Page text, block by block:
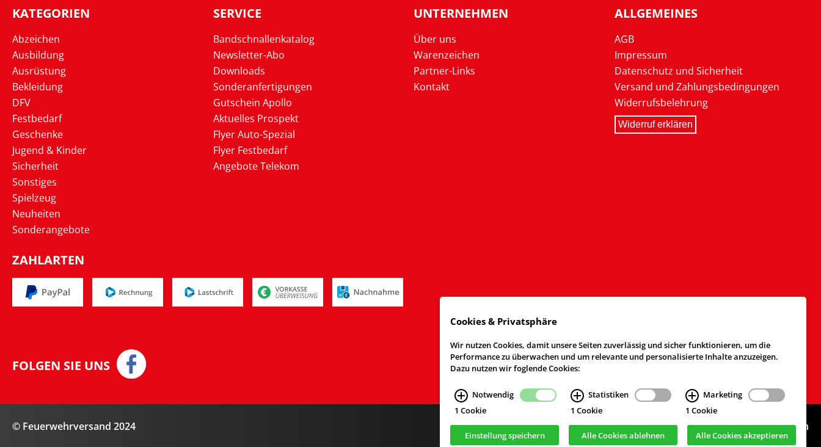
KATEGORIEN
Abzeichen
Ausbildung
Ausrüstung
Bekleidung
DFV
Festbedarf
Geschenke
Jugend & Kinder
Sicherheit
Sonstiges
Spielzeug
Neuheiten
Sonderangebote
SERVICE
Bandschnallenkatalog
Newsletter-Abo
Downloads
Sonderanfertigungen
Gutschein Apollo
Aktuelles Prospekt
Flyer Auto-Spezial
Flyer Festbedarf
Angebote Telekom
UNTERNEHMEN
Über uns
Warenzeichen
Partner-Links
Kontakt
ALLGEMEINES
AGB
Impressum
Datenschutz und Sicherheit
Versand und Zahlungsbedingungen
Widerrufsbelehrung
Widerruf erklären
ZAHLARTEN
FOLGEN SIE UNS
© Feuerwehrversand 2024 Webdesign & Realisierungcekom GmbH, Köln
Cookies & Privatsphäre
Wir nutzen Cookies, damit unsere Seiten zuverlässig und sicher funktionieren, um die
Performance zu überwachen und um relevante und personalisierte Inhalte anzuzeigen.
Dazu nutzen wir foglende Cookies:
Notwendig
1 Cookie
Statistiken
1 Cookie
Marketing
1 Cookie
Einstellung speichern Alle Cookies ablehnen Alle Cookies akzeptieren